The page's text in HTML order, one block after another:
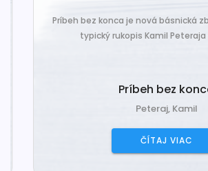
Príbeh bez konca je nová básnická
typický rukopis Kamil Peteraja -
Príbeh bez konca
Peteraj, Kamil
ČÍTAJ VIAC